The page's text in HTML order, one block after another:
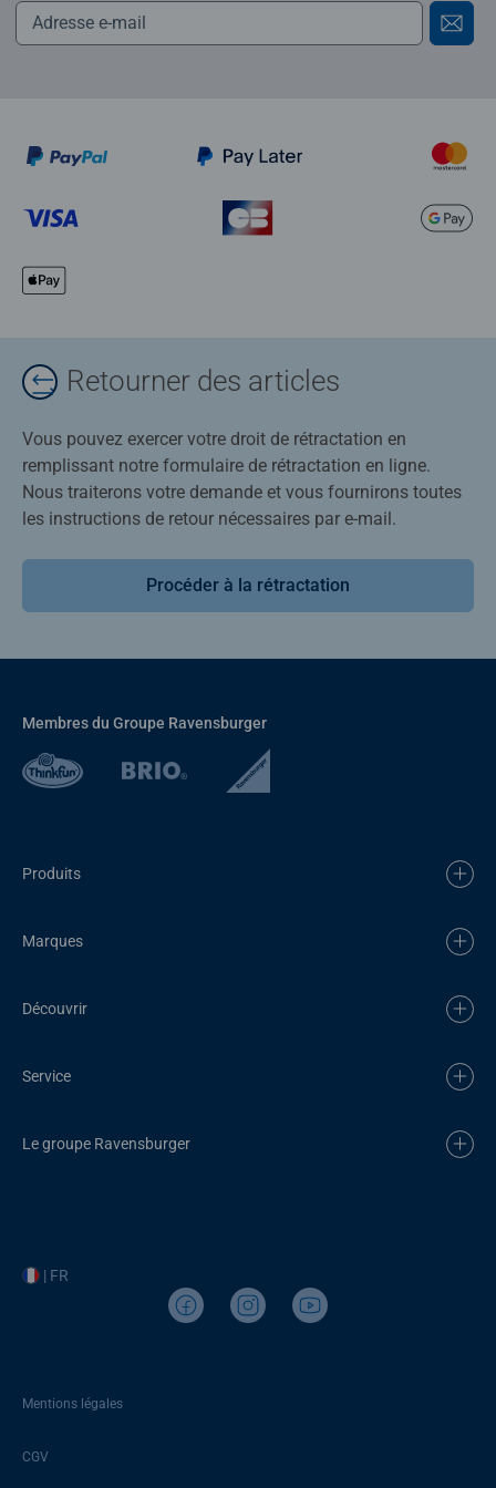
Retourner des articles
Vous pouvez exercer votre droit de rétractation en
remplissant notre formulaire de rétractation en ligne.
Nous traiterons votre demande et vous fournirons toutes
les instructions de retour nécessaires par e-mail.
Procéder à la rétractation
Membres du Groupe Ravensburger
Produits
Marques
Découvrir
Service
Le groupe Ravensburger
| FR
Mentions légales
CGV